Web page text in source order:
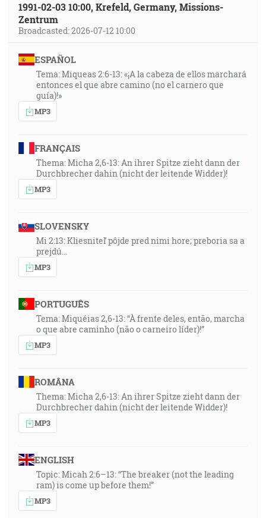
1991-02-03 10:00, Krefeld, Germany, Missions-
Zentrum
Broadcasted: 2026-07-12 10:00
ESPAÑOL
Tema: Miqueas 2:6-13: «¡A la cabeza de ellos marchará
entonces el que abre camino (no el carnero que
guía)!»
MP3
FRANÇAIS
Thema: Micha 2,6-13: An ihrer Spitze zieht dann der
Durchbrecher dahin (nicht der leitende Widder)!
MP3
SLOVENSKY
Mi 2:13: Kliesniteľ pôjde pred nimi hore; preboria sa a
prejdú…
MP3
PORTUGUÊS
Tema: Miquéias 2,6-13: “À frente deles, então, marcha
o que abre caminho (não o carneiro líder)!”
MP3
ROMÂNA
Thema: Micha 2,6-13: An ihrer Spitze zieht dann der
Durchbrecher dahin (nicht der leitende Widder)!
MP3
ENGLISH
Topic: Micah 2:6–13: “The breaker (not the leading
ram) is come up before them!”
MP3